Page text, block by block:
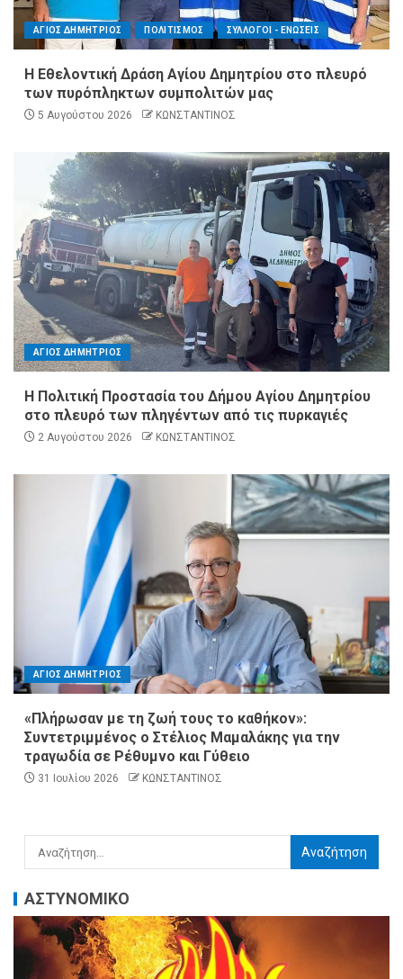
ΑΓΙΟΣ ΔΗΜΗΤΡΙΟΣ ΠΟΛΙΤΙΣΜΟΣ ΣΥΛΛΟΓΟΙ - ΕΝΩΣΕΙΣ
Η Εθελοντική Δράση Αγίου Δημητρίου στο πλευρό
των πυρόπληκτων συμπολιτών μας
5 Αυγούστου 2026 ΚΩΝΣΤΑΝΤΙΝΟΣ
ΑΓΙΟΣ ΔΗΜΗΤΡΙΟΣ
Η Πολιτική Προστασία του Δήμου Αγίου Δημητρίου
στο πλευρό των πληγέντων από τις πυρκαγιές
2 Αυγούστου 2026 ΚΩΝΣΤΑΝΤΙΝΟΣ
ΑΓΙΟΣ ΔΗΜΗΤΡΙΟΣ
«Πλήρωσαν με τη ζωή τους το καθήκον»:
Συντετριμμένος ο Στέλιος Μαμαλάκης για την
τραγωδία σε Ρέθυμνο και Γύθειο
31 Ιουλίου 2026 ΚΩΝΣΤΑΝΤΙΝΟΣ
ΑΣΤΥΝΟΜΙΚΟ